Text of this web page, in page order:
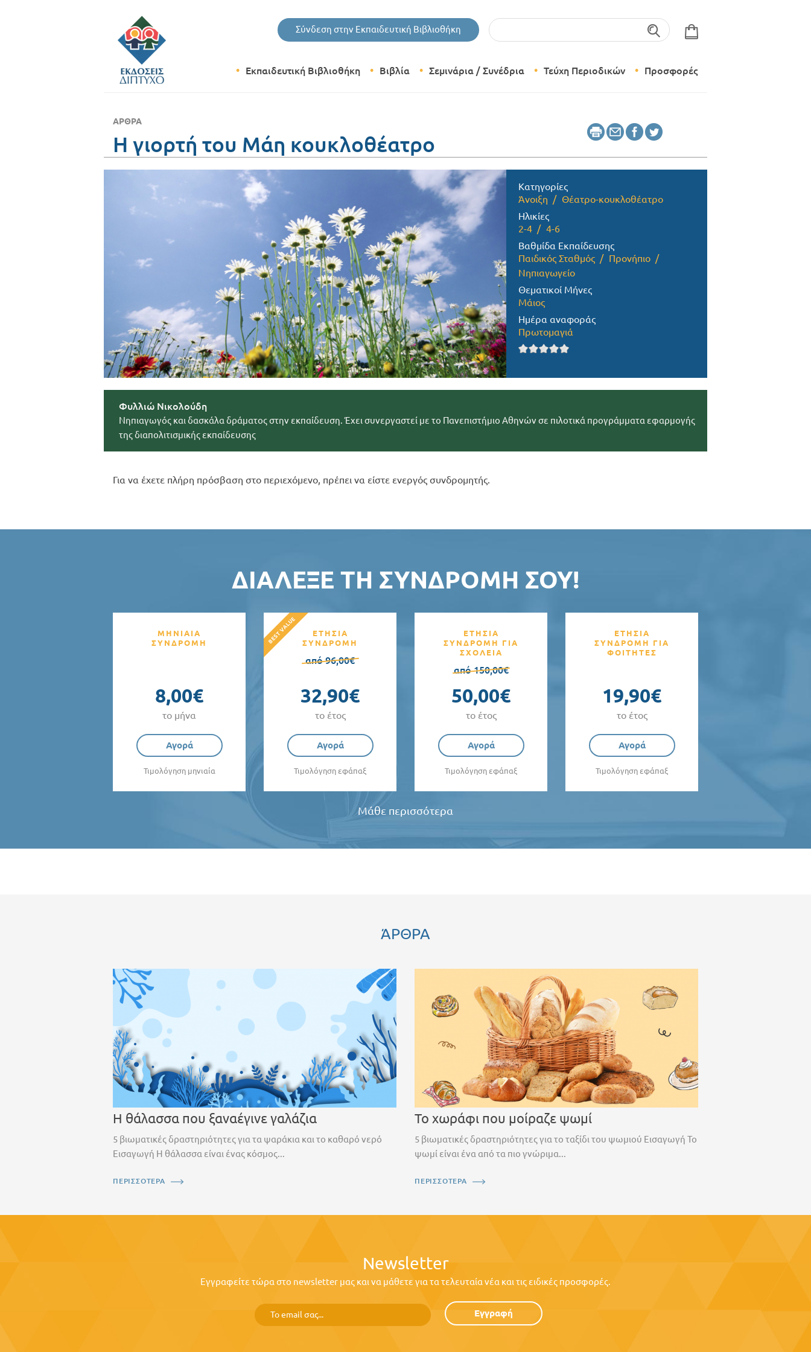
Σύνδεση στην Εκπαιδευτική Βιβλιοθήκη
Εκπαιδευτική Βιβλιοθήκη Βιβλία
Εκδόσεις Δίπτυχο
Σεμινάρια / Συνέδρια Τεύχη Περιοδικών
Δημιουργικό Εργαστήρι
Προσφορές
ΆΡΘΡΑ
Η γιορτή του Μάη κουκλοθέατρο
Κατηγορίες
Άνοιξη
Θέατρο-κουκλοθέατρο
Ηλικίες
2-4
4-6
Βαθμίδα Εκπαίδευσης
Παιδικός Σταθμός
Προνήπιο
Νηπιαγωγείο
Θεματικοί Μήνες
Μάιος
Ημέρα αναφοράς
Πρωτομαγιά
Φυλλιώ Νικολούδη
Νηπιαγωγός και δασκάλα δράματος στην εκπαίδευση. Έχει συνεργαστεί με το Πανεπιστήμιο Αθηνών σε πιλοτικά προγράμματα εφαρμογής
της διαπολιτισμικής εκπαίδευσης
Για να έχετε πλήρη πρόσβαση στο περιεχόμενο, πρέπει να είστε ενεργός συνδρομητής.
ΔΙΆΛΕΞΕ ΤΗ ΣΥΝΔΡΟΜΉ ΣΟΥ!
ΜΗΝΙΑΙΑ
ΣΥΝΔΡΟΜΗ
8,00€
το μήνα
Αγορά
Τιμολόγηση μηνιαία
ΕΤΗΣΙΑ
ΣΥΝΔΡΟΜΗ
από 96,00€
32,90€
το έτος
Αγορά
Τιμολόγηση εφάπαξ
ΕΤΗΣΙΑ
ΣΥΝΔΡΟΜΗ ΓΙΑ
ΣΧΟΛΕΙΑ
από 150,00€
50,00€
το έτος
Αγορά
Τιμολόγηση εφάπαξ
ΕΤΗΣΙΑ
ΣΥΝΔΡΟΜΗ ΓΙΑ
ΦΟΙΤΗΤΕΣ
19,90€
το έτος
Αγορά
Τιμολόγηση εφάπαξ
Μάθε περισσότερα
ΆΡΘΡΑ
Η θάλασσα που ξαναέγινε γαλάζια
5 βιωματικές δραστηριότητες για τα ψαράκια και το καθαρό νερό
Εισαγωγή Η θάλασσα είναι ένας κόσμος...
ΠΕΡΙΣΣΟΤΕΡΑ
Το χωράφι που μοίραζε ψωμί
5 βιωματικές δραστηριότητες για το ταξίδι του ψωμιού Εισαγωγή Το
ψωμί είναι ένα από τα πιο γνώριμα...
ΠΕΡΙΣΣΟΤΕΡΑ
Newsletter
Εγγραφείτε τώρα στο newsletter μας και να μάθετε για τα τελευταία νέα και τις ειδικές προσφορές.
Εγγραφή